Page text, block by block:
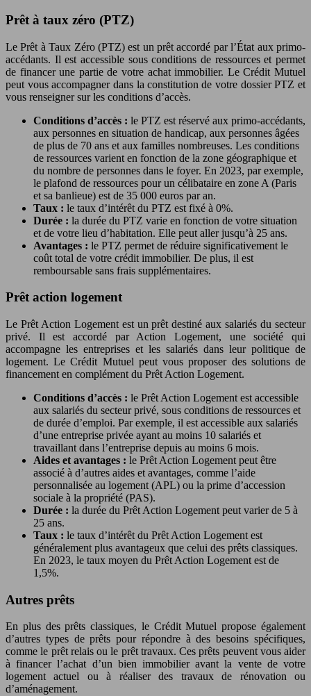
Prêt à taux zéro (PTZ)
Le Prêt à Taux Zéro (PTZ) est un prêt accordé par l’État aux primo-
accédants. Il est accessible sous conditions de ressources et permet
de financer une partie de votre achat immobilier. Le Crédit Mutuel
peut vous accompagner dans la constitution de votre dossier PTZ et
vous renseigner sur les conditions d’accès.
Conditions d’accès : le PTZ est réservé aux primo-accédants,
aux personnes en situation de handicap, aux personnes âgées
de plus de 70 ans et aux familles nombreuses. Les conditions
de ressources varient en fonction de la zone géographique et
du nombre de personnes dans le foyer. En 2023, par exemple,
le plafond de ressources pour un célibataire en zone A (Paris
et sa banlieue) est de 35 000 euros par an.
Taux : le taux d’intérêt du PTZ est fixé à 0%.
Durée : la durée du PTZ varie en fonction de votre situation
et de votre lieu d’habitation. Elle peut aller jusqu’à 25 ans.
Avantages : le PTZ permet de réduire significativement le
coût total de votre crédit immobilier. De plus, il est
remboursable sans frais supplémentaires.
Prêt action logement
Le Prêt Action Logement est un prêt destiné aux salariés du secteur
privé. Il est accordé par Action Logement, une société qui
accompagne les entreprises et les salariés dans leur politique de
logement. Le Crédit Mutuel peut vous proposer des solutions de
financement en complément du Prêt Action Logement.
Conditions d’accès : le Prêt Action Logement est accessible
aux salariés du secteur privé, sous conditions de ressources et
de durée d’emploi. Par exemple, il est accessible aux salariés
d’une entreprise privée ayant au moins 10 salariés et
travaillant dans l’entreprise depuis au moins 6 mois.
Aides et avantages : le Prêt Action Logement peut être
associé à d’autres aides et avantages, comme l’aide
personnalisée au logement (APL) ou la prime d’accession
sociale à la propriété (PAS).
Durée : la durée du Prêt Action Logement peut varier de 5 à
25 ans.
Taux : le taux d’intérêt du Prêt Action Logement est
généralement plus avantageux que celui des prêts classiques.
En 2023, le taux moyen du Prêt Action Logement est de
1,5%.
Autres prêts
En plus des prêts classiques, le Crédit Mutuel propose également
d’autres types de prêts pour répondre à des besoins spécifiques,
comme le prêt relais ou le prêt travaux. Ces prêts peuvent vous aider
à financer l’achat d’un bien immobilier avant la vente de votre
logement actuel ou à réaliser des travaux de rénovation ou
d’aménagement.